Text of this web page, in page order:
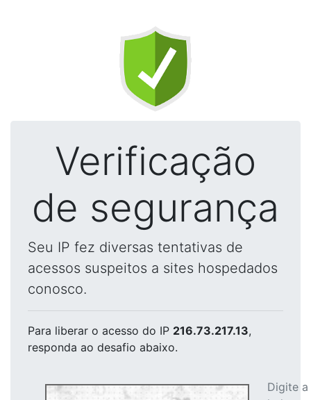
Verificação
de segurança
Seu IP fez diversas tentativas de
acessos suspeitos a sites hospedados
conosco.
Para liberar o acesso do IP 216.73.217.13,
responda ao desafio abaixo.
Digite